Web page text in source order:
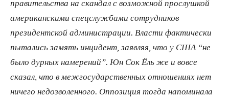
правительства на скандал с возможной прослушкой
американскими спецслужбами сотрудников
президентской администрации. Власти фактически
пытались замять инцидент, заявляя, что у США “не
было дурных намерений”. Юн Сок Ёль же и вовсе
сказал, что в межгосударственных отношениях нет
ничего недозволенного. Оппозиция тогда напоминала